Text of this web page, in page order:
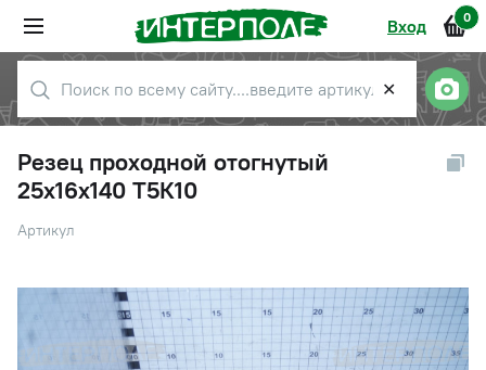
Вход 0
✕
Резец проходной отогнутый
25х16х140 Т5К10
Артикул